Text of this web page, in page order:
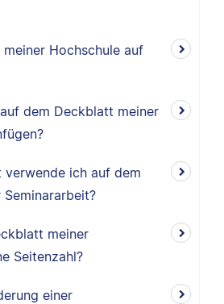
Hochschule auf
dem Deckblatt meiner
ich auf dem
meiner
Seitenzahl?
einer